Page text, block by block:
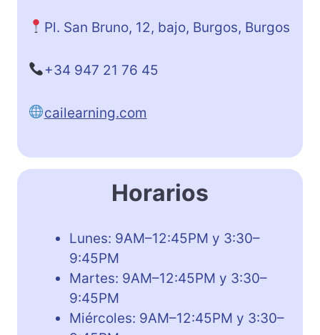
Pl. San Bruno, 12, bajo, Burgos, Burgos
+34 947 21 76 45
cailearning.com
Horarios
Lunes: 9AM–12:45PM y 3:30–
9:45PM
Martes: 9AM–12:45PM y 3:30–
9:45PM
Miércoles: 9AM–12:45PM y 3:30–